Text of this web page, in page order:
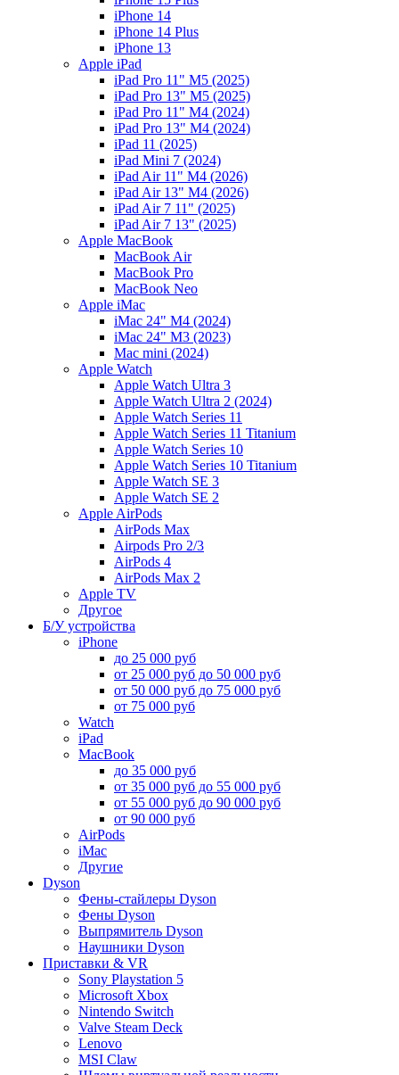
iPhone 14
iPhone 14 Plus
iPhone 13
Apple iPad
iPad Pro 11" M5 (2025)
iPad Pro 13" M5 (2025)
iPad Pro 11" M4 (2024)
iPad Pro 13" M4 (2024)
iPad 11 (2025)
iPad Mini 7 (2024)
iPad Air 11" M4 (2026)
iPad Air 13" M4 (2026)
iPad Air 7 11" (2025)
iPad Air 7 13" (2025)
Apple MacBook
MacBook Air
MacBook Pro
MacBook Neo
Apple iMac
iMac 24" M4 (2024)
iMac 24" M3 (2023)
Mac mini (2024)
Apple Watch
Apple Watch Ultra 3
Apple Watch Ultra 2 (2024)
Apple Watch Series 11
Apple Watch Series 11 Titanium
Apple Watch Series 10
Apple Watch Series 10 Titanium
Apple Watch SE 3
Apple Watch SE 2
Apple AirPods
AirPods Max
Airpods Pro 2/3
AirPods 4
AirPods Max 2
Apple TV
Другое
Б/У устройства
iPhone
до 25 000 руб
от 25 000 руб до 50 000 руб
от 50 000 руб до 75 000 руб
от 75 000 руб
Watch
iPad
MacBook
до 35 000 руб
от 35 000 руб до 55 000 руб
от 55 000 руб до 90 000 руб
от 90 000 руб
AirPods
iMac
Другие
Dyson
Фены-стайлеры Dyson
Фены Dyson
Выпрямитель Dyson
Наушники Dyson
Приставки & VR
Sony Playstation 5
Microsoft Xbox
Nintendo Switch
Valve Steam Deck
Lenovo
MSI Claw